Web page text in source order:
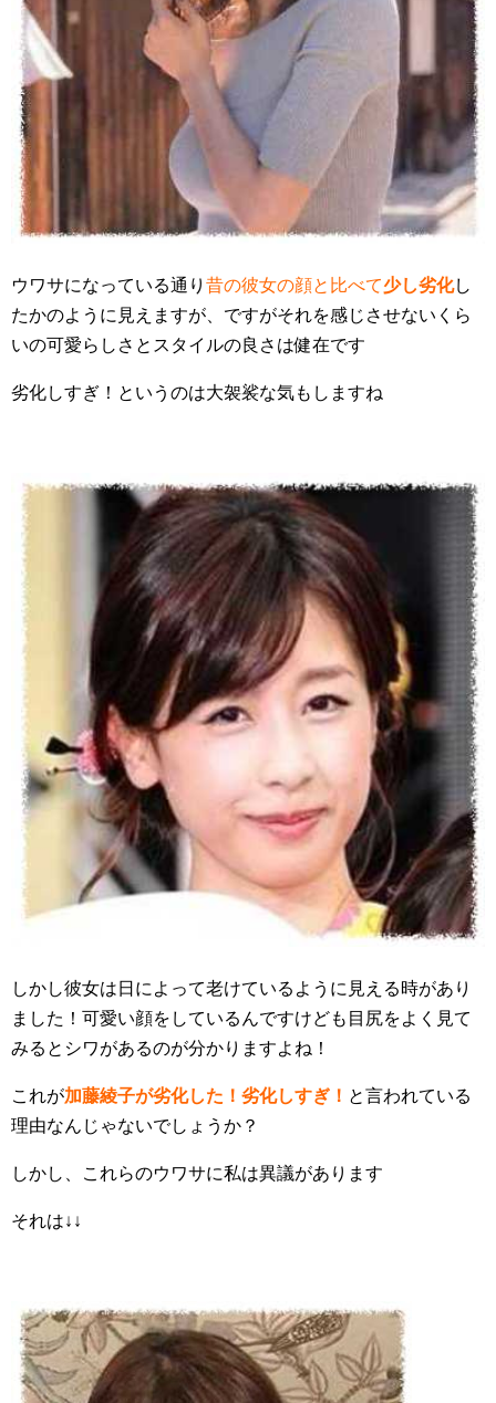
ウワサになっている通り 昔の彼女の顔と比べて少し劣化し
たかのように見えますが、ですがそれを感じさせないくら
いの可愛らしさとスタイルの良さは健在です
劣化しすぎ！というのは大袈裟な気もしますね
しかし彼女は日によって老けているように見える時があり
ました！可愛い顔をしているんですけども目尻をよく見て
みるとシワがあるのが分かりますよね！
これが加藤綾子が劣化した！劣化しすぎ！ と言われている
理由なんじゃないでしょうか？
しかし、これらのウワサに私は異議があります
それは↓↓